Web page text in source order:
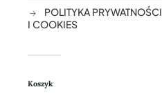
POLITYKA PRYWATNOŚCI
I COOKIES
Koszyk